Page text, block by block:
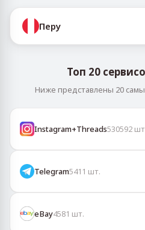
Перу
Топ 20
Ниже представлены 20
Instagram+Threads530592
Telegram5411 шт.
eBay4581 шт.